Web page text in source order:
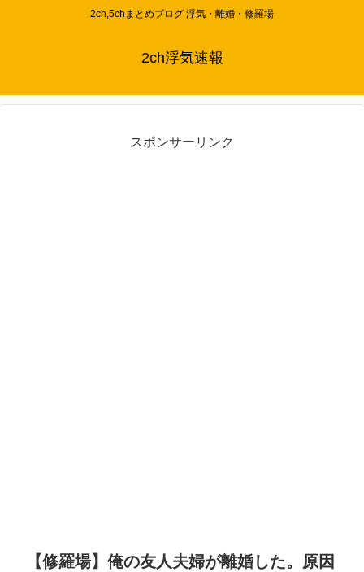
2ch,5chまとめブログ 浮気・離婚・修羅場
2ch浮気速報
スポンサーリンク
【修羅場】俺の友人夫婦が離婚した。原因